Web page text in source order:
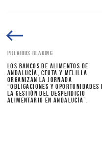
PREVIOUS READING
LOS BANCOS DE ALIMENTOS DE
ANDALUCÍA, CEUTA Y MELILLA
ORGANIZAN LA JORNADA
“OBLIGACIONES Y OPORTUNIDADES
LA GESTIÓN DEL DESPERDICIO
ALIMENTARIO EN ANDALUCÍA”.